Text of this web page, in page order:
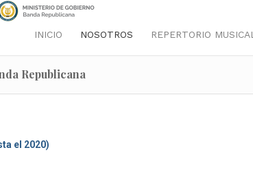
INICIO NOSOTROS REPERTORIO MUSICAL
Republicana
el 2020)